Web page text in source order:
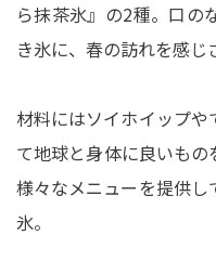
ら抹茶氷』の2種。口の
き氷に、春の訪れを感じ
材料にはソイホイップや
て地球と身体に良いもの
様々なメニューを提供
氷。